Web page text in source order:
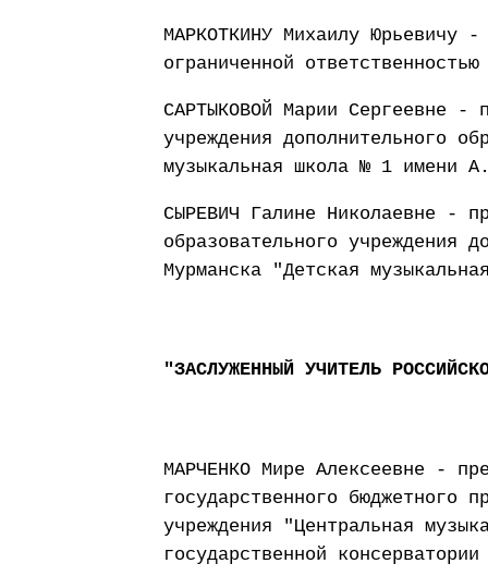
МАРКОТКИНУ Михаилу Юрьевичу
ограниченной
САРТЫКОВОЙ Марии Сергеевне -
учреждения дополнительного
музыкальная школа № 1 имени
СЫРЕВИЧ Галине Николаевне -
образовательного учреждения
Мурманска "Детская
"ЗАСЛУЖЕННЫЙ УЧИТЕЛЬ
МАРЧЕНКО Мире Алексеевне -
государственного бюджетного
учреждения "Центральная
государственной